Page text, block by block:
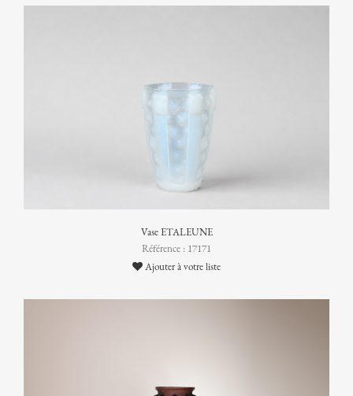
Vase ETALEUNE
Référence : 17171
Ajouter à votre liste